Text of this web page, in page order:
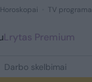
Horoskopai TV programa
Lrytas Premium
Darbo skelbimai